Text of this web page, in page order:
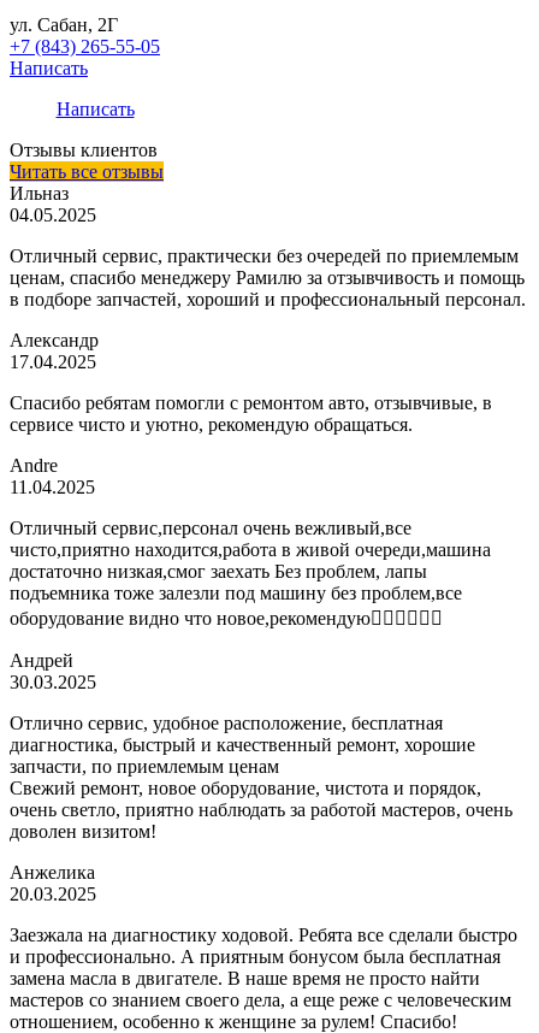
ул. Сабан, 2Г
+7 (843) 265-55-05
Написать
Написать
Отзывы клиентов
Читать все отзывы
Ильназ
04.05.2025
Отличный сервис, практически без очередей по приемлемым
ценам, спасибо менеджеру Рамилю за отзывчивость и помощь
в подборе запчастей, хороший и профессиональный персонал.
Александр
17.04.2025
Спасибо ребятам помогли с ремонтом авто, отзывчивые, в
сервисе чисто и уютно, рекомендую обращаться.
Andre
11.04.2025
Отличный сервис,персонал очень вежливый,все
чисто,приятно находится,работа в живой очереди,машина
достаточно низкая,смог заехать Без проблем, лапы
подъемника тоже залезли под машину без проблем,все
оборудование видно что новое,рекомендую👍🏼👍🏼👍🏼
Андрей
30.03.2025
Отлично сервис, удобное расположение, бесплатная
диагностика, быстрый и качественный ремонт, хорошие
запчасти, по приемлемым ценам
Свежий ремонт, новое оборудование, чистота и порядок,
очень светло, приятно наблюдать за работой мастеров, очень
доволен визитом!
Анжелика
20.03.2025
Заезжала на диагностику ходовой. Ребята все сделали быстро
и профессионально. А приятным бонусом была бесплатная
замена масла в двигателе. В наше время не просто найти
мастеров со знанием своего дела, а еще реже с человеческим
отношением, особенно к женщине за рулем! Спасибо!